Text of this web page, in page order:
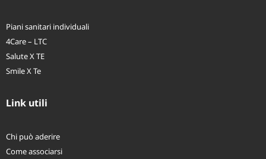
Piani sanitari individuali
4Care – LTC
Salute X TE
Smile X Te
Link utili
Chi può aderire
Come associarsi